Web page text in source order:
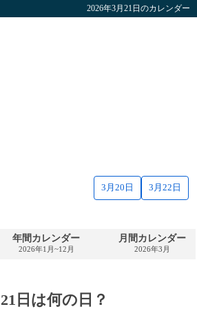
2026年3月21日のカレンダー
3月20日 3月22日
年間カレンダー
2026年1月~12月
月間カレンダー
2026年3月
日は何の日？